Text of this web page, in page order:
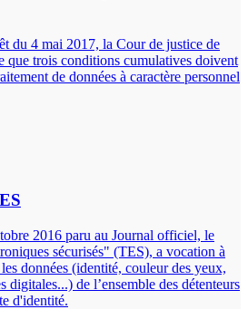
du 4 mai 2017, la Cour de justice de
que trois conditions cumulatives doivent
de données à caractère personnel
2016 paru au Journal officiel, le
sécurisés" (TES), a vocation à
données (identité, couleur des yeux,
digitales...) de l’ensemble des détenteurs
d'identité.